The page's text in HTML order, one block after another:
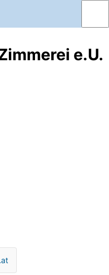
e.U.